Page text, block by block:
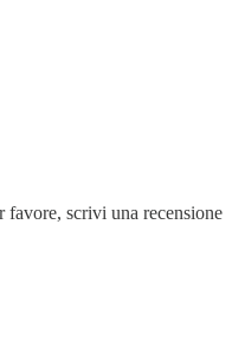
scrivi una recensione